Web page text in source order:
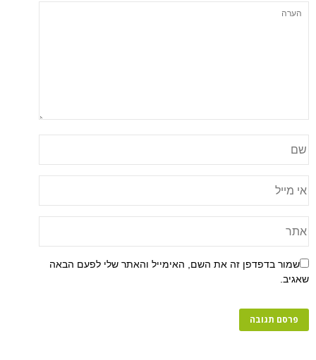
שמור בדפדפן זה את השם, האימייל והאתר שלי לפעם הבאה
שאגיב.